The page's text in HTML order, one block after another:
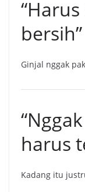
bersih”
Ginjal nggak
harus
Kadang itu